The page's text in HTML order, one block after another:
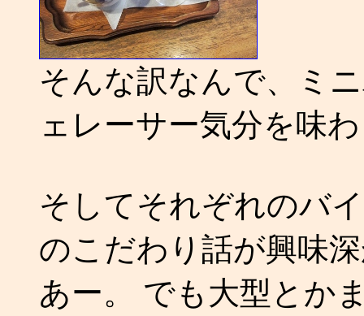
そんな訳なんで、ミ
ェレーサー気分を味
そしてそれぞれのバ
のこだわり話が興味
あー。 でも大型とか